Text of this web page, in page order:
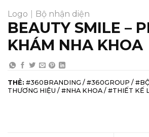
Logo Bộ nhận diện
BEAUTY SMILE –
KHÁM NHA KHOA
THẺ: #360BRANDING / #360GROUP /
THƯƠNG HIỆU / #NHA KHOA / #THIẾT KẾ